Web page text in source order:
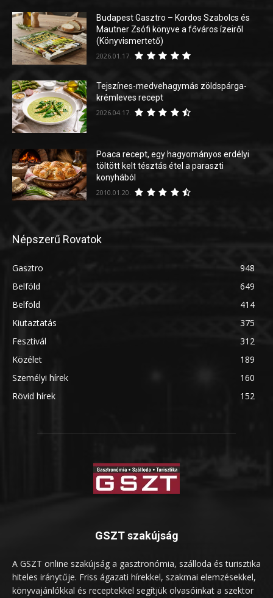
Budapest Gasztro – Kordos Szabolcs és
Mautner Zsófi könyve a főváros ízeiről
(Könyvismertető)
2026.01.17.
Tejszínes-medvehagymás zöldspárga-
krémleves recept
2026.04.17.
Poaca recept, egy hagyományos erdélyi
töltött kelt tésztás étel a paraszti
konyhából
2010.01.20.
Népszerű Rovatok
Gasztro
948
Belföld
649
Belföld
414
Kiutaztatás
375
Fesztivál
312
Közélet
189
Személyi hírek
160
Rövid hírek
152
GSZT szakújság
A GSZT online szakújság a gasztronómia, szálloda és turisztika
hiteles iránytűje. Friss ágazati hírekkel, szakmai elemzésekkel,
könyvajánlókkal és receptekkel segítjük olvasóinkat a szektor